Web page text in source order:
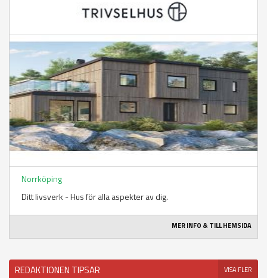
Norrköping
Ditt livsverk - Hus för alla aspekter av dig.
MER INFO & TILL HEMSIDA
REDAKTIONEN TIPSAR VISA FLER